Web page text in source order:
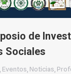
de
Sociales
Eventos Noticias